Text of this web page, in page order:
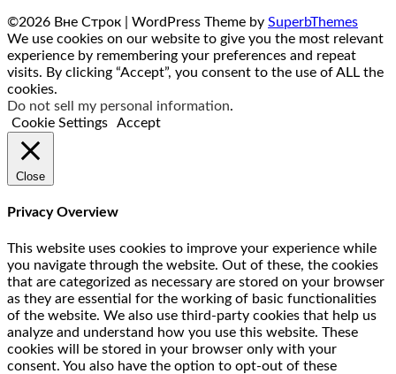
©2026 Вне Строк | WordPress Theme by SuperbThemes
We use cookies on our website to give you the most relevant
experience by remembering your preferences and repeat
visits. By clicking “Accept”, you consent to the use of ALL the
cookies.
Do not sell my personal information.
Cookie Settings
Accept
Close
Privacy Overview
This website uses cookies to improve your experience while
you navigate through the website. Out of these, the cookies
that are categorized as necessary are stored on your browser
as they are essential for the working of basic functionalities
of the website. We also use third-party cookies that help us
analyze and understand how you use this website. These
cookies will be stored in your browser only with your
consent. You also have the option to opt-out of these